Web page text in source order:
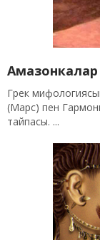
Грек
(Марс) пен
тайпасы. ...